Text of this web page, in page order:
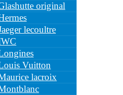
original
lecoultre
Vuitton
lacroix